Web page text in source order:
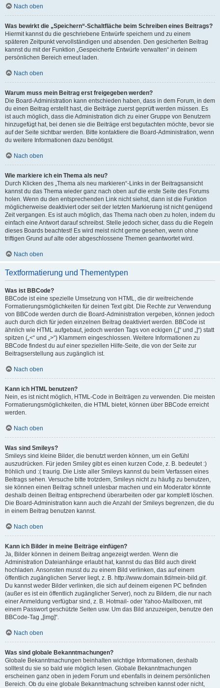
Nach oben
Was bewirkt die „Speichern“-Schaltfläche beim Schreiben eines Beitrags?
Hiermit kannst du die geschriebene Entwürfe speichern und zu einem
späteren Zeitpunkt vervollständigen und absenden. Den gesicherten Beitrag
kannst du mit der Funktion „Gespeicherte Entwürfe verwalten“ in deinem
persönlichen Bereich erneut laden.
Nach oben
Warum muss mein Beitrag erst freigegeben werden?
Die Board-Administration kann entschieden haben, dass in dem Forum, in dem
du einen Beitrag erstellt hast, die Beiträge zuerst geprüft werden müssen. Es
ist auch möglich, dass die Administration dich zu einer Gruppe von Benutzern
hinzugefügt hat, bei denen sie die Beiträge erst begutachten möchte, bevor sie
auf der Seite sichtbar werden. Bitte kontaktiere die Board-Administration, wenn
du weitere Informationen dazu benötigst.
Nach oben
Wie markiere ich ein Thema als neu?
Durch Klicken des „Thema als neu markieren“-Links in der Beitragsansicht
kannst du das Thema wieder ganz nach oben auf die erste Seite des Forums
holen. Wenn du den entsprechenden Link nicht siehst, dann ist die Funktion
möglicherweise deaktiviert oder seit der letzten Markierung ist nicht genügend
Zeit vergangen. Es ist auch möglich, das Thema nach oben zu holen, indem du
einfach eine Antwort darauf schreibst. Stelle jedoch sicher, dass du die Regeln
dieses Boards beachtest! Es wird meist nicht gerne gesehen, wenn ohne
triftigen Grund auf alte oder abgeschlossene Themen geantwortet wird.
Nach oben
Textformatierung und Thementypen
Was ist BBCode?
BBCode ist eine spezielle Umsetzung von HTML, die dir weitreichende
Formatierungsmöglichkeiten für deinen Text gibt. Die Rechte zur Verwendung
von BBCode werden durch die Board-Administration vergeben, können jedoch
auch durch dich für jeden einzelnen Beitrag deaktiviert werden. BBCode ist
ähnlich wie HTML aufgebaut, jedoch werden Tags von eckigen („[“ und „]“) statt
spitzen („<“ und „>“) Klammern eingeschlossen. Weitere Informationen zu
BBCode findest du auf einer speziellen Hilfe-Seite, die von der Seite zur
Beitragserstellung aus zugänglich ist.
Nach oben
Kann ich HTML benutzen?
Nein, es ist nicht möglich, HTML-Code in Beiträgen zu verwenden. Die meisten
Formatierungsmöglichkeiten, die HTML bietet, können über BBCode erreicht
werden.
Nach oben
Was sind Smileys?
Smileys sind kleine Bilder, die benutzt werden können, um ein Gefühl
auszudrücken. Für jeden Smiley gibt es einen kurzen Code, z. B. bedeutet :)
fröhlich und :( traurig. Die Liste aller Smileys kannst du beim Verfassen eines
Beitrags sehen. Versuche bitte trotzdem, Smileys nicht zu häufig zu benutzen,
sie können einen Beitrag schnell unlesbar machen und ein Moderator könnte
deshalb deinen Beitrag entsprechend überarbeiten oder gar komplett löschen.
Die Board-Administration kann auch die Anzahl der Smileys begrenzen, die du
in einem Beitrag benutzen kannst.
Nach oben
Kann ich Bilder in meine Beiträge einfügen?
Ja, Bilder können in deinem Beitrag angezeigt werden. Wenn die
Administration Dateianhänge erlaubt hat, kannst du das Bild auch direkt
hochladen. Ansonsten musst du zu einem Bild verlinken, das auf einem
öffentlich zugänglichen Server liegt, z. B. http://www.domain.tld/mein-bild.gif.
Du kannst weder Bilder verlinken, die sich auf deinem eigenen PC befinden
(außer es ist ein öffentlich zugänglicher Server), noch zu Bildern, die nur nach
einer Anmeldung verfügbar sind, z. B. Hotmail- oder Yahoo-Mailboxen, mit
einem Passwort geschützte Seiten usw. Um das Bild anzuzeigen, benutze den
BBCode-Tag „[img]“.
Nach oben
Was sind globale Bekanntmachungen?
Globale Bekanntmachungen beinhalten wichtige Informationen, deshalb
solltest du sie so bald wie möglich lesen. Globale Bekanntmachungen
erscheinen ganz oben in jedem Forum und ebenfalls in deinem persönlichen
Bereich. Ob du eine globale Bekanntmachung schreiben kannst oder nicht,